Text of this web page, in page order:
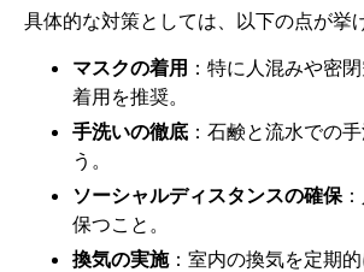
具体的な対策としては、以下の点が挙
マスクの着用 ：特に人混みや密
着用を推奨。
手洗いの徹底 ：石鹸と流水での
う。
ソーシャルディスタンスの確保
保つこと。
換気の実施：室内の換気を定期的